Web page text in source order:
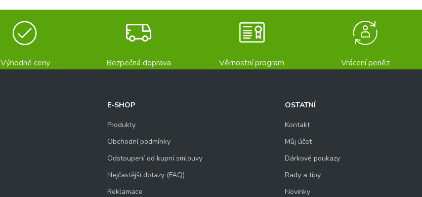
Výhodné ceny Bezpečná doprava Věrnostní program Vrácení peněz
E-SHOP
Produkty
Obchodní podmínky
Odstoupení od kupní smlouvy
Nejčastější dotazy (FAQ)
Reklamace
OSTATNÍ
Kontakt
Můj účet
Dárkové poukazy
Rady a tipy
Novinky